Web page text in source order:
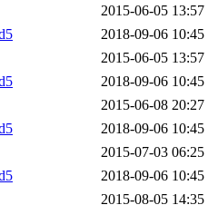
2015-06-05 13:57
2018-09-06 10:45
2015-06-05 13:57
2018-09-06 10:45
2015-06-08 20:27
2018-09-06 10:45
2015-07-03 06:25
2018-09-06 10:45
2015-08-05 14:35